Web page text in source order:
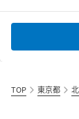
TOP 東京都